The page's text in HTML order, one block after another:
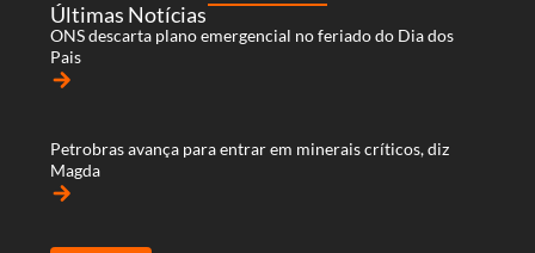
Últimas Notícias
ONS descarta plano emergencial no feriado do Dia dos
Pais
arrow_forward
Petrobras avança para entrar em minerais críticos, diz
Magda
arrow_forward